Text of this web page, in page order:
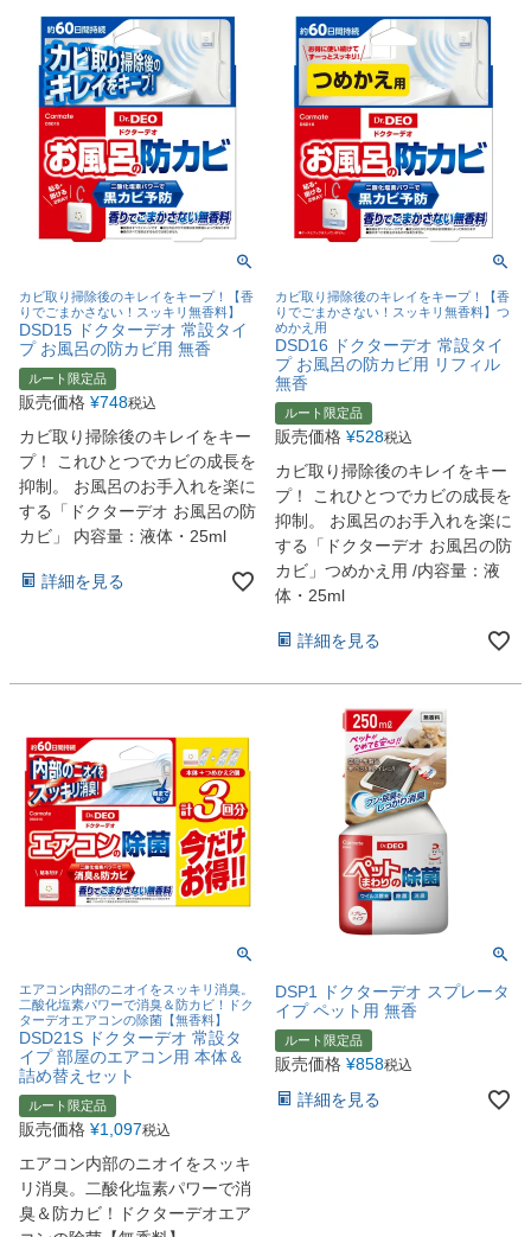
カビ取り掃除後のキレイをキープ！【香
りでごまかさない！スッキリ無香料】
DSD15 ドクターデオ 常設タイ
プ お風呂の防カビ用 無香
ルート限定品
販売価格 ¥748税込
カビ取り掃除後のキレイをキー
プ！ これひとつでカビの成長を
抑制。 お風呂のお手入れを楽に
する「ドクターデオ お風呂の防
カビ」 内容量：液体・25ml
詳細を見る
カビ取り掃除後のキレイをキープ！【香
りでごまかさない！スッキリ無香料】つ
めかえ用
DSD16 ドクターデオ 常設タイ
プ お風呂の防カビ用 リフィル
無香
ルート限定品
販売価格 ¥528税込
カビ取り掃除後のキレイをキー
プ！ これひとつでカビの成長を
抑制。 お風呂のお手入れを楽に
する「ドクターデオ お風呂の防
カビ」つめかえ用 /内容量：液
体・25ml
詳細を見る
エアコン内部のニオイをスッキリ消臭。
二酸化塩素パワーで消臭＆防カビ！ドク
ターデオエアコンの除菌【無香料】
DSD21S ドクターデオ 常設タ
イプ 部屋のエアコン用 本体＆
詰め替えセット
ルート限定品
販売価格 ¥1,097税込
エアコン内部のニオイをスッキ
リ消臭。二酸化塩素パワーで消
臭＆防カビ！ドクターデオエア
DSP1 ドクターデオ スプレータ
イプ ペット用 無香
ルート限定品
販売価格 ¥858税込
詳細を見る